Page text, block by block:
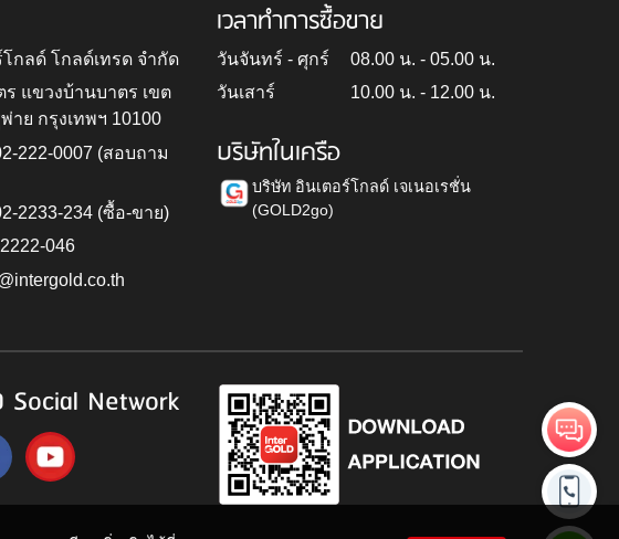
กลด์ โกลด์เทรด จำกัด
แขวงบ้านบาตร เขต
าย กรุงเทพฯ 10100
222-0007 (สอบถาม
2233-234 (ซื้อ-ขาย)
046
เวลาทำการซื้อขาย
วันจันทร์ - ศุกร์
08.00 น. - 05.00 น.
วันเสาร์
10.00 น. - 12.00 น.
บริษัทในเครือ
บริษัท อินเตอร์โกลด์ เจเนอเรชั่น
(GOLD2go)
Social Network